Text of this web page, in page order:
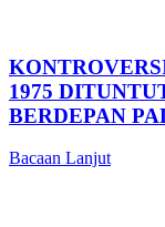
1975
BERDEPAN
Bacaan Lanjut